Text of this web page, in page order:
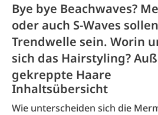
Bye bye Beachwaves?
oder auch S-Waves
Trendwelle sein. Worin
sich das Hairstyling?
gekreppte Haare
Inhaltsübersicht
Wie unterscheiden sich die